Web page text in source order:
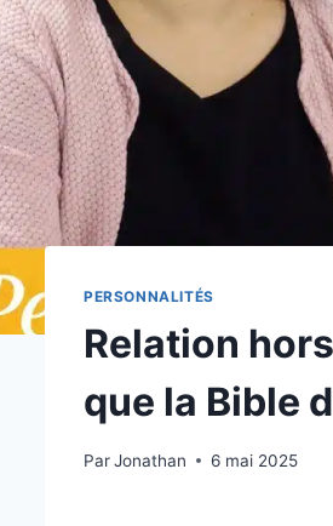
PERSONNALITÉS
Relation
que la Bible
ParJonathan 6 mai 2025